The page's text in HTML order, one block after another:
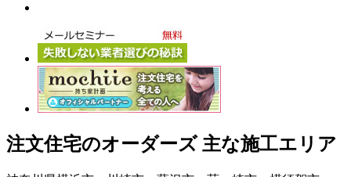
注文住宅のオーダーズ 主な施工エリア